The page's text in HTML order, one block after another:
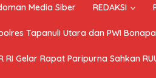
Media Siber REDAKSI
Tapanuli Utara dan PWI
RI Gelar Rapat Paripurna Sahkan